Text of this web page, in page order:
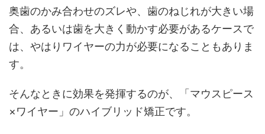
奥歯のかみ合わせのズレや、歯のねじれが大きい場
合、あるいは歯を大きく動かす必要があるケースで
は、やはりワイヤーの力が必要になることもありま
す。
そんなときに効果を発揮するのが、「マウスピース
×ワイヤー」のハイブリッド矯正です。